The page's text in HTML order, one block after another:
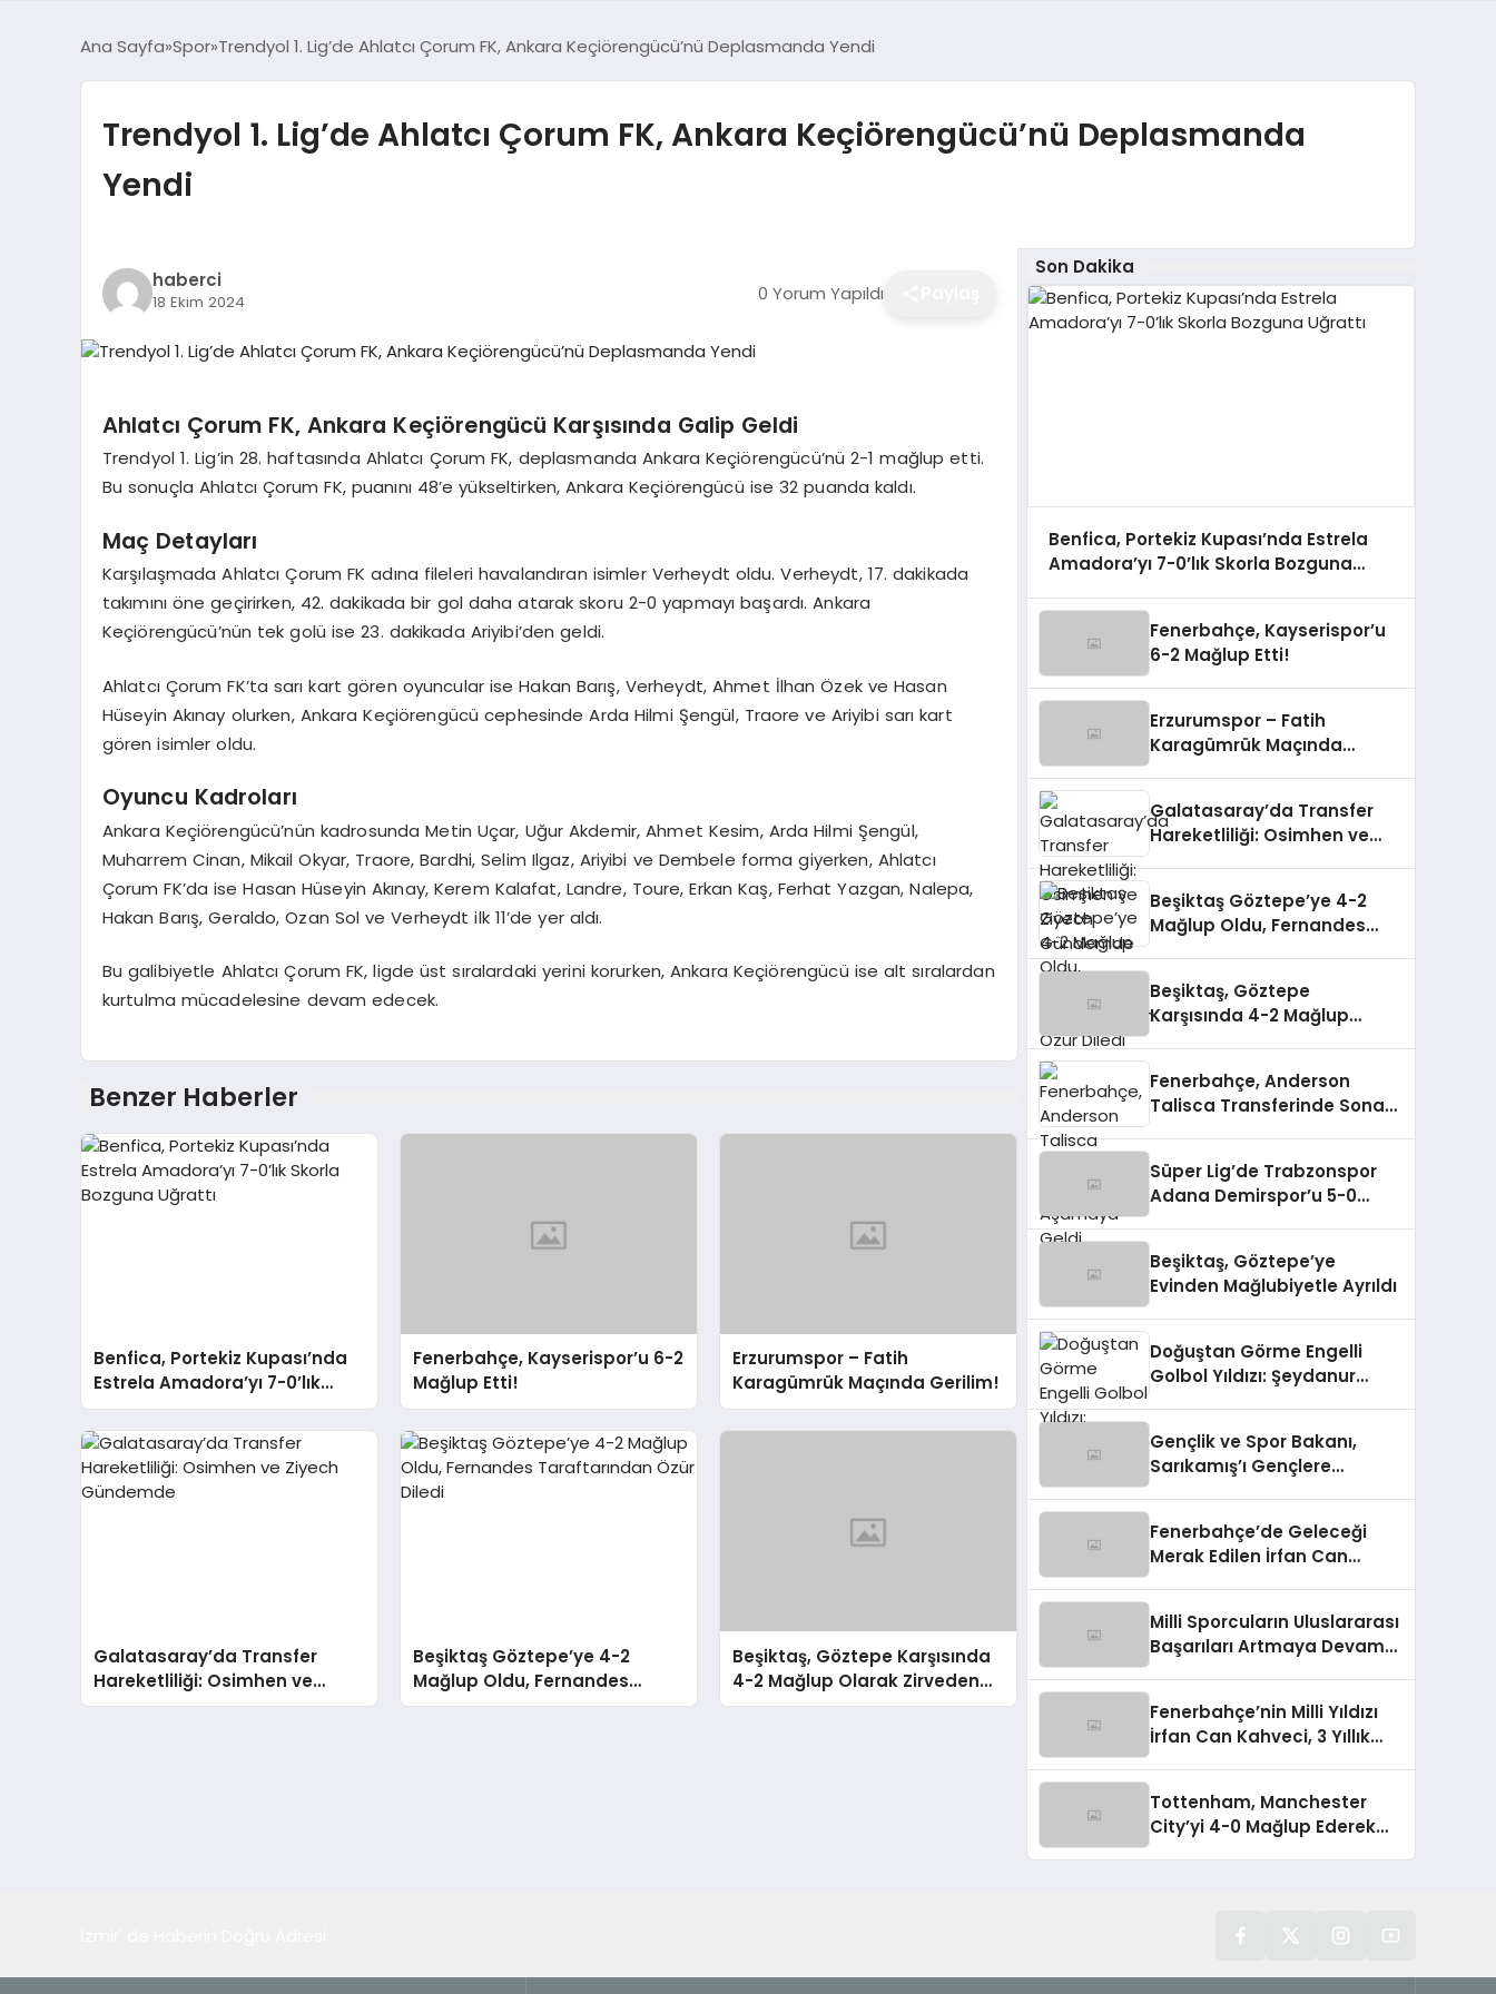
Ana Sayfa Spor Trendyol 1. Lig’de Ahlatcı Çorum FK, Ankara Keçiörengücü’nü Deplasmanda Yendi
Trendyol 1. Lig’de Ahlatcı Çorum FK, Ankara Keçiörengücü’nü Deplasmanda
Yendi
haberci
18 Ekim 2024 0 Yorum Yapıldı
Ahlatcı Çorum FK, Ankara Keçiörengücü Karşısında Galip Geldi
Trendyol 1. Lig’in 28. haftasında Ahlatcı Çorum FK, deplasmanda Ankara Keçiörengücü’nü 2-1 mağlup etti.
Bu sonuçla Ahlatcı Çorum FK, puanını 48’e yükseltirken, Ankara Keçiörengücü ise 32 puanda kaldı.
Maç Detayları
Karşılaşmada Ahlatcı Çorum FK adına fileleri havalandıran isimler Verheydt oldu. Verheydt, 17. dakikada
takımını öne geçirirken, 42. dakikada bir gol daha atarak skoru 2-0 yapmayı başardı. Ankara
Keçiörengücü’nün tek golü ise 23. dakikada Ariyibi’den geldi.
Ahlatcı Çorum FK’ta sarı kart gören oyuncular ise Hakan Barış, Verheydt, Ahmet İlhan Özek ve Hasan
Hüseyin Akınay olurken, Ankara Keçiörengücü cephesinde Arda Hilmi Şengül, Traore ve Ariyibi sarı kart
gören isimler oldu.
Oyuncu Kadroları
Ankara Keçiörengücü’nün kadrosunda Metin Uçar, Uğur Akdemir, Ahmet Kesim, Arda Hilmi Şengül,
Muharrem Cinan, Mikail Okyar, Traore, Bardhi, Selim Ilgaz, Ariyibi ve Dembele forma giyerken, Ahlatcı
Çorum FK’da ise Hasan Hüseyin Akınay, Kerem Kalafat, Landre, Toure, Erkan Kaş, Ferhat Yazgan, Nalepa,
Hakan Barış, Geraldo, Ozan Sol ve Verheydt ilk 11’de yer aldı.
Bu galibiyetle Ahlatcı Çorum FK, ligde üst sıralardaki yerini korurken, Ankara Keçiörengücü ise alt sıralardan
kurtulma mücadelesine devam edecek.
Benzer Haberler
Benfica, Portekiz Kupası’nda
Estrela Amadora’yı 7-0’lık
Skorla Bozguna Uğrattı
Fenerbahçe, Kayserispor’u 6-2
Mağlup Etti!
Erzurumspor – Fatih
Karagümrük Maçında Gerilim!
Galatasaray’da Transfer
Hareketliliği: Osimhen ve
Ziyech Gündemde
Beşiktaş Göztepe’ye 4-2
Mağlup Oldu, Fernandes
Taraftarından Özür Diledi
Beşiktaş, Göztepe Karşısında
4-2 Mağlup Olarak Zirveden
Uzaklaştı
Son Dakika
Benfica, Portekiz Kupası’nda Estrela
Amadora’yı 7-0’lık Skorla Bozguna
Fenerbahçe, Kayserispor’u
6-2 Mağlup Etti!
Erzurumspor – Fatih
Karagümrük Maçında
Galatasaray’da Transfer
Hareketliliği: Osimhen ve
Beşiktaş Göztepe’ye 4-2
Mağlup Oldu, Fernandes
Beşiktaş, Göztepe
Karşısında 4-2 Mağlup
Fenerbahçe, Anderson
Talisca Transferinde Sona
Süper Lig’de Trabzonspor
Adana Demirspor’u 5-0
Beşiktaş, Göztepe’ye
Evinden Mağlubiyetle Ayrıldı
Doğuştan Görme Engelli
Golbol Yıldızı: Şeydanur
Gençlik ve Spor Bakanı,
Sarıkamış’ı Gençlere
Fenerbahçe’de Geleceği
Merak Edilen İrfan Can
Milli Sporcuların Uluslararası
Başarıları Artmaya Devam
Fenerbahçe’nin Milli Yıldızı
İrfan Can Kahveci, 3 Yıllık
Tottenham, Manchester
City’yi 4-0 Mağlup Ederek